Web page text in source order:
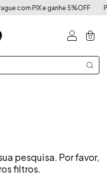
com PIX e ganhe 5%OFF
0
pesquisa. Por favor,
filtros.